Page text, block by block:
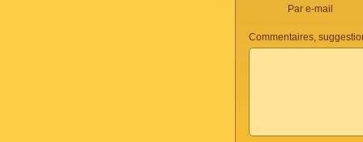
Par e-mail
Commentaires,